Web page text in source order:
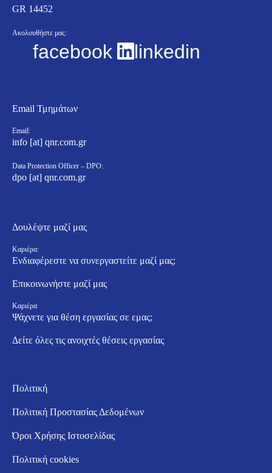
GR 14452
Ακολουθήστε μας:
facebook linkedin
Email Τμημάτων
Email:
info [at] qnr.com.gr
Data Protection Officer – DPO:
dpo [at] qnr.com.gr
Δουλέψτε μαζί μας
Καριέρα:
Ενδιαφέρεστε να συνεργαστείτε μαζί μας;
Επικοινωνήστε μαζί μας
Καριέρα
Ψάχνετε για θέση εργασίας σε εμας;
Δείτε όλες τις ανοιχτές θέσεις εργασίας
Πολιτική
Πολιτική Προστασίας Δεδομένων
Όροι Χρήσης Ιστοσελίδας
Πολιτική cookies